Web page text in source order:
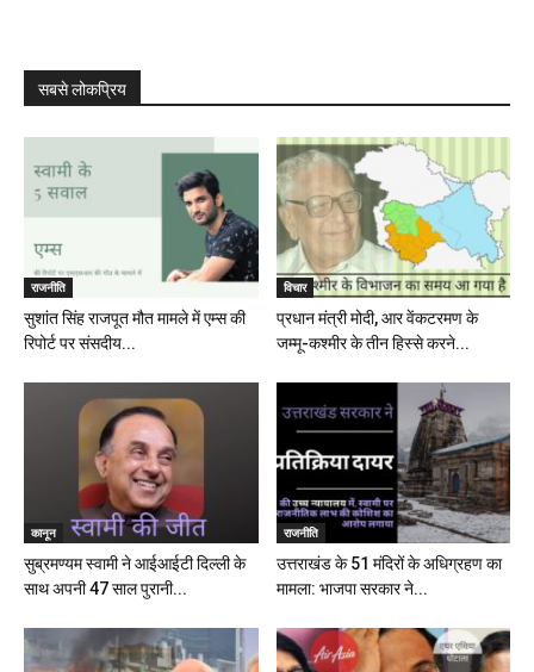
सबसे लोकप्रिय
राजनीति
सुशांत सिंह राजपूत मौत मामले में एम्स की
रिपोर्ट पर संसदीय...
विचार
प्रधान मंत्री मोदी, आर वेंकटरमण के
जम्मू-कश्मीर के तीन हिस्से करने...
कानून
सुब्रमण्यम स्वामी ने आईआईटी दिल्ली के
साथ अपनी 47 साल पुरानी...
राजनीति
उत्तराखंड के 51 मंदिरों के अधिग्रहण का
मामला: भाजपा सरकार ने...